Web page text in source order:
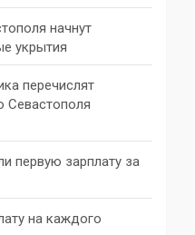
начнут
укрытия
перечислят
Севастополя
первую зарплату за
на каждого